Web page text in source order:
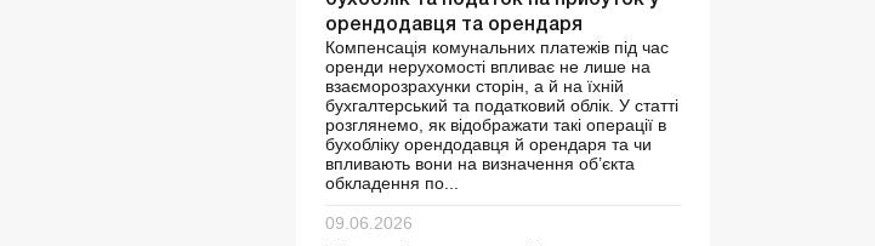
орендодавця та орендаря
Компенсація комунальних платежів під час
оренди нерухомості впливає не лише на
взаєморозрахунки сторін, а й на їхній
бухгалтерський та податковий облік. У статті
розглянемо, як відображати такі операції в
бухобліку орендодавця й орендаря та чи
впливають вони на визначення об’єкта
обкладення по...
09.06.2026